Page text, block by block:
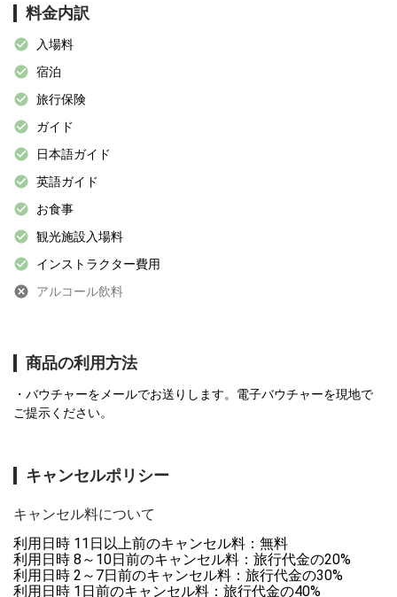
料金内訳
入場料
宿泊
旅行保険
ガイド
日本語ガイド
英語ガイド
お食事
観光施設入場料
インストラクター費用
アルコール飲料
商品の利用方法
バウチャーをメールでお送りします。電子バウチャーを現地で
ご提示ください。
キャンセルポリシー
キャンセル料について
利用日時 11日以上前のキャンセル料：無料
利用日時 8～10日前のキャンセル料：旅行代金の20%
利用日時 2～7日前のキャンセル料：旅行代金の30%
利用日時 1日前のキャンセル料：旅行代金の40%